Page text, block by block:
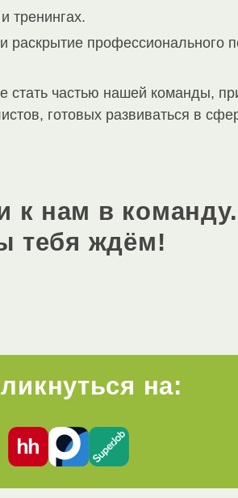
тренингах.
раскрытие профессионального
стать частью нашей команды,
готовых развиваться в
к нам в команду.
тебя ждём!
на: